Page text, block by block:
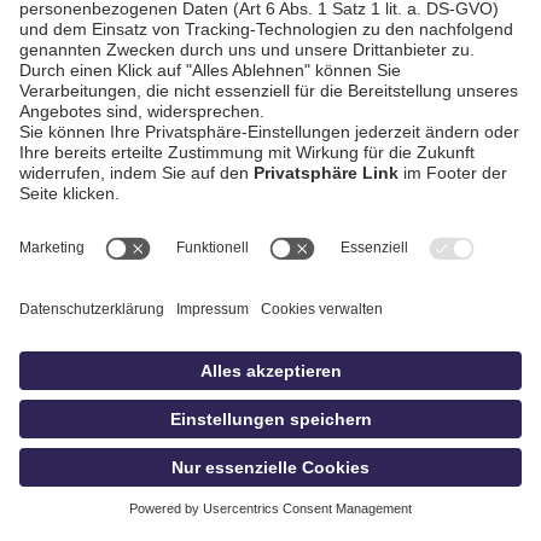
AGB / Gewinnspiele
Datenschutz
Impressum
idowa
Privatsphäre